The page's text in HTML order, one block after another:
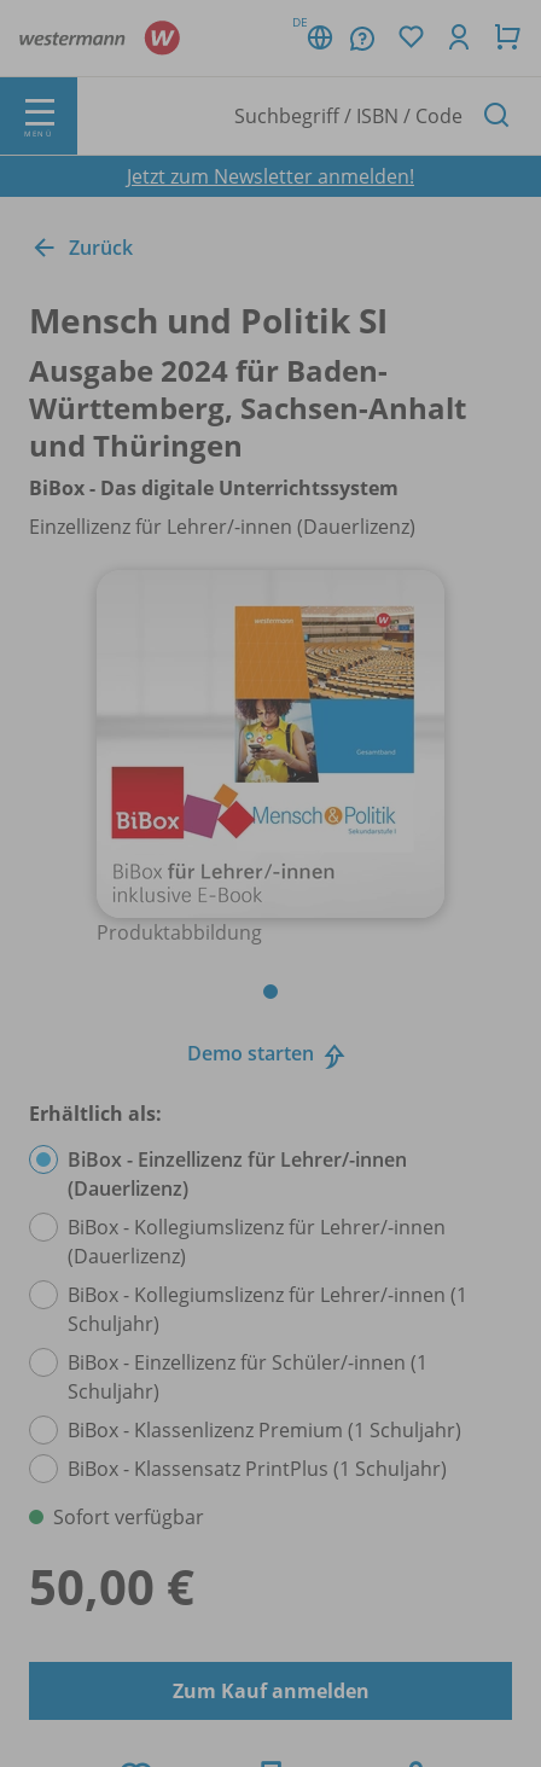
DE
MENÜ
Jetzt zum Newsletter anmelden!
Zurück
Mensch und Politik SI
Ausgabe 2024 für Baden-
Württemberg, Sachsen-Anhalt
und Thüringen
BiBox - Das digitale Unterrichtssystem
Einzellizenz für Lehrer/-innen (Dauerlizenz)
Produktabbildung
Demo starten
Erhältlich als:
BiBox - Einzellizenz für Lehrer/-innen
(Dauerlizenz)
BiBox - Kollegiumslizenz für Lehrer/-innen
(Dauerlizenz)
BiBox - Kollegiumslizenz für Lehrer/-innen (1
Schuljahr)
BiBox - Einzellizenz für Schüler/-innen (1
Schuljahr)
BiBox - Klassenlizenz Premium (1 Schuljahr)
BiBox - Klassensatz PrintPlus (1 Schuljahr)
Sofort verfügbar
50,00 €
Zum Kauf anmelden